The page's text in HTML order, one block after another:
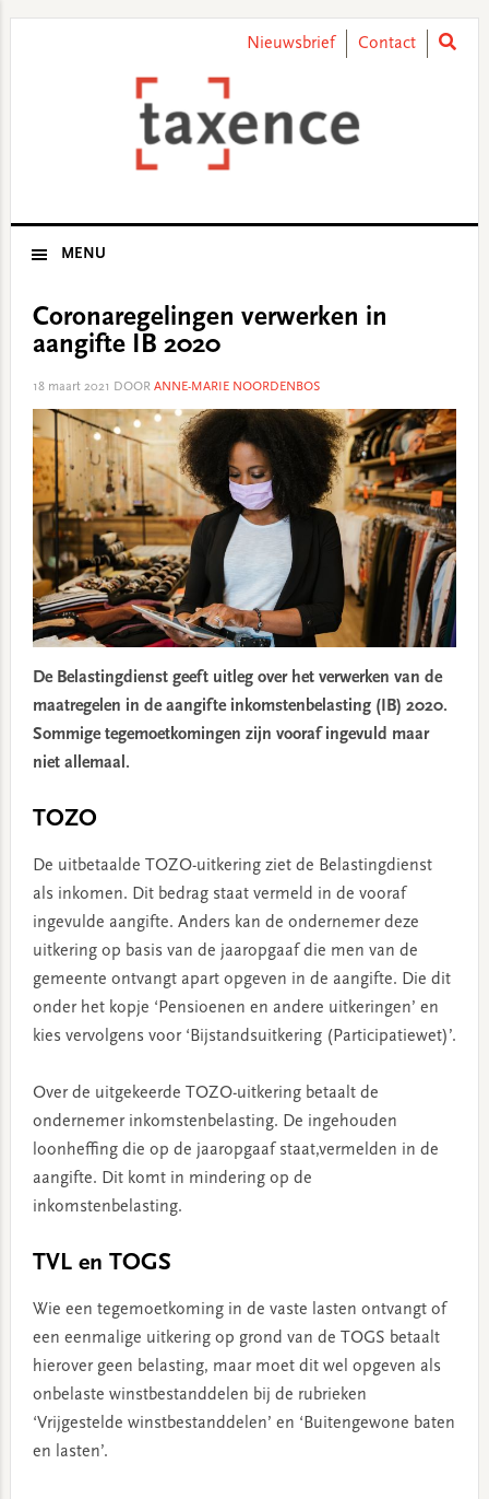
Nieuwsbrief Contact
MENU
Coronaregelingen verwerken in
aangifte IB 2020
18 maart 2021 DOOR ANNE-MARIE NOORDENBOS
De Belastingdienst geeft uitleg over het verwerken van de
maatregelen in de aangifte inkomstenbelasting (IB) 2020.
Sommige tegemoetkomingen zijn vooraf ingevuld maar
niet allemaal.
TOZO
De uitbetaalde TOZO-uitkering ziet de Belastingdienst
als inkomen. Dit bedrag staat vermeld in de vooraf
ingevulde aangifte. Anders kan de ondernemer deze
uitkering op basis van de jaaropgaaf die men van de
gemeente ontvangt apart opgeven in de aangifte. Die dit
onder het kopje ‘Pensioenen en andere uitkeringen’ en
kies vervolgens voor ‘Bijstandsuitkering (Participatiewet)’.
Over de uitgekeerde TOZO-uitkering betaalt de
ondernemer inkomstenbelasting. De ingehouden
loonheffing die op de jaaropgaaf staat,vermelden in de
aangifte. Dit komt in mindering op de
inkomstenbelasting.
TVL en TOGS
Wie een tegemoetkoming in de vaste lasten ontvangt of
een eenmalige uitkering op grond van de TOGS betaalt
hierover geen belasting, maar moet dit wel opgeven als
onbelaste winstbestanddelen bij de rubrieken
‘Vrijgestelde winstbestanddelen’ en ‘Buitengewone baten
en lasten’.